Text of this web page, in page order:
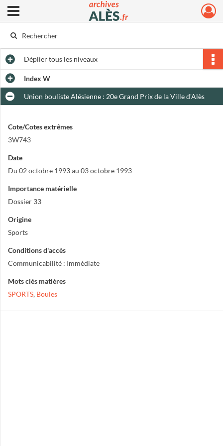
Archives municipales d'Alès
Ouvrir le menu déroulant
Dépliertous les niveaux
Index W
Union bouliste Alésienne : 20e Grand Prix de la Ville d'Alès
Cote/Cotes extrêmes
3W743
Date
Du 02 octobre 1993 au 03 octobre 1993
Importance matérielle
Dossier 33
Origine
Sports
Conditions d'accès
Communicabilité : Immédiate
Mots clés matières
SPORTS, Boules